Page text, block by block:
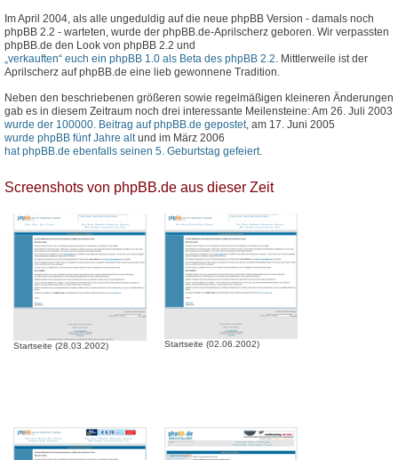
Im April 2004, als alle ungeduldig auf die neue phpBB Version - damals noch
phpBB 2.2 - warteten, wurde der phpBB.de-Aprilscherz geboren. Wir verpassten
phpBB.de den Look von phpBB 2.2 und
„verkauften“ euch ein phpBB 1.0 als Beta des phpBB 2.2. Mittlerweile ist der
Aprilscherz auf phpBB.de eine lieb gewonnene Tradition.
Neben den beschriebenen größeren sowie regelmäßigen kleineren Änderungen
gab es in diesem Zeitraum noch drei interessante Meilensteine: Am 26. Juli 2003
wurde der 100000. Beitrag auf phpBB.de gepostet, am 17. Juni 2005
wurde phpBB fünf Jahre altund im März 2006
hat phpBB.de ebenfalls seinen 5. Geburtstag gefeiert.
Screenshots von phpBB.de aus dieser Zeit
Startseite (28.03.2002) Startseite (02.06.2002)